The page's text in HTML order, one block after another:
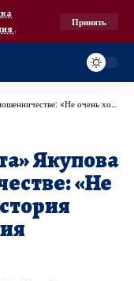
.
Принять
история всплыла до окончания следствия»
Якупова
«Не